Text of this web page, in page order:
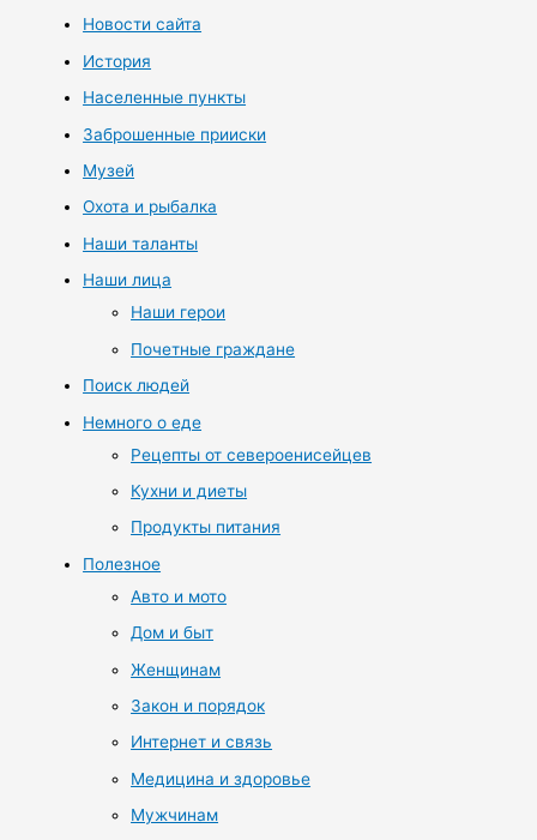
Новости сайта
История
Населенные пункты
Заброшенные прииски
Музей
Охота и рыбалка
Наши таланты
Наши лица
Наши герои
Почетные граждане
Поиск людей
Немного о еде
Рецепты от североенисейцев
Кухни и диеты
Продукты питания
Полезное
Авто и мото
Дом и быт
Женщинам
Закон и порядок
Интернет и связь
Медицина и здоровье
Мужчинам